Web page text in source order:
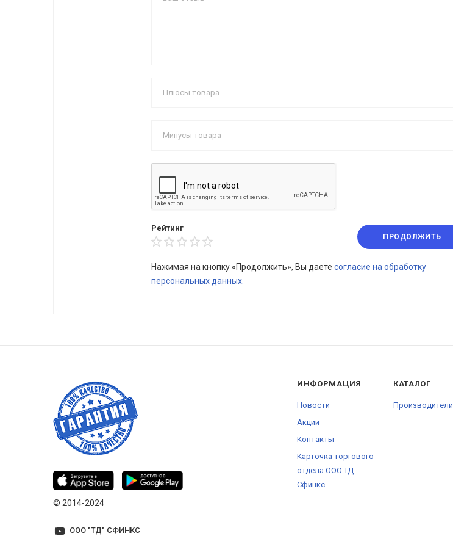
Рейтинг
ПРОДОЛЖИТЬ
Нажимая на кнопку «Продолжить», Вы даете согласие на обработку
персональных данных.
© 2014-2024
ООО "ТД" СФИНКС
ИНФОРМАЦИЯ
Новости
Акции
Контакты
Карточка торгового
отдела ООО ТД
Сфинкс
КАТАЛОГ
Производители